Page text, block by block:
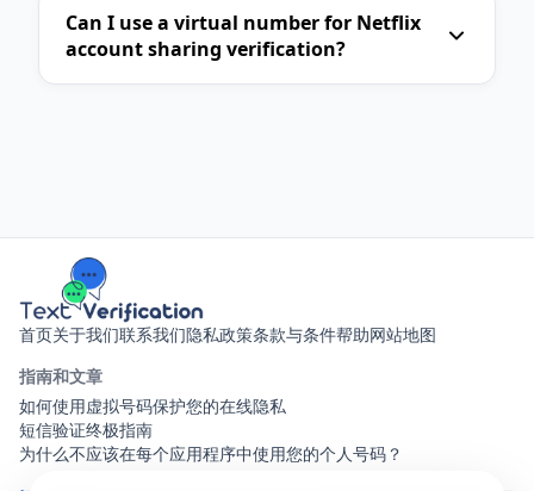
Can I use a virtual number for Netflix
account sharing verification?
首页关于我们联系我们隐私政策条款与条件帮助网站地图
指南和文章
如何使用虚拟号码保护您的在线隐私
短信验证终极指南
为什么不应该在每个应用程序中使用您的个人号码？